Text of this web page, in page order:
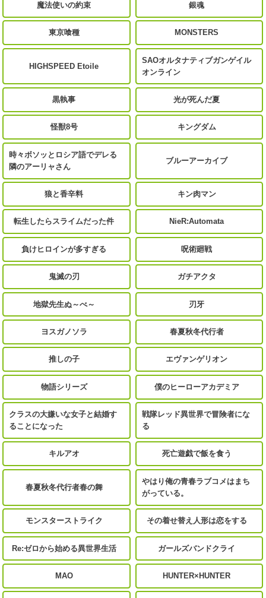
魔法使いの約束 銀魂
東京喰種 MONSTERS
HIGHSPEED Etoile
SAOオルタナティブガンゲイル
オンライン
黒執事 光が死んだ夏
怪獣8号 キングダム
時々ボソッとロシア語でデレる
隣のアーリャさん
ブルーアーカイブ
狼と香辛料 キン肉マン
転生したらスライムだった件 NieR:Automata
負けヒロインが多すぎる 呪術廻戦
鬼滅の刃 ガチアクタ
地獄先生ぬ～べ～ 刃牙
ヨスガノソラ 春夏秋冬代行者
推しの子 エヴァンゲリオン
物語シリーズ 僕のヒーローアカデミア
クラスの大嫌いな女子と結婚す
ることになった
戦隊レッド異世界で冒険者にな
る
キルアオ 死亡遊戯で飯を食う
春夏秋冬代行者春の舞
やはり俺の青春ラブコメはまち
がっている。
モンスターストライク その着せ替え人形は恋をする
Re:ゼロから始める異世界生活 ガールズバンドクライ
MAO HUNTER×HUNTER